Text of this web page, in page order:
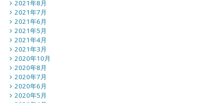
2021年8月
2021年7月
2021年6月
2021年5月
2021年4月
2021年3月
2020年10月
2020年8月
2020年7月
2020年6月
2020年5月